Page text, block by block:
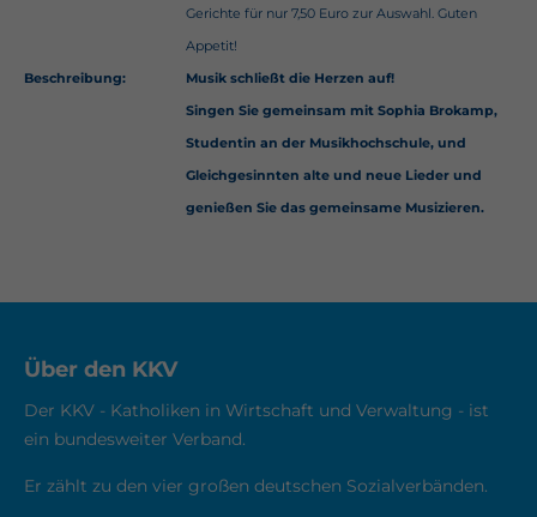
About us
Lorem ipsum dolor sit amet, consectetuer
adipiscing elit.
massa. Cum sociis natoque penatibus et magnis
dis parturient montes, nascetur ridiculus mus.
Gerichte für nur 7,50 Euro zur Auswahl. Guten
Appetit!
Beschreibung:
Musik schließt die Herzen auf!
Singen Sie gemeinsam mit Sophia Brokamp,
Studentin an der Musikhochschule, und
Gleichgesinnten alte und neue Lieder und
genießen Sie das gemeinsame Musizieren.
Über den KKV
Der KKV - Katholiken in Wirtschaft und Verwaltung - ist
ein bundesweiter Verband.
Er zählt zu den vier großen deutschen Sozialverbänden.